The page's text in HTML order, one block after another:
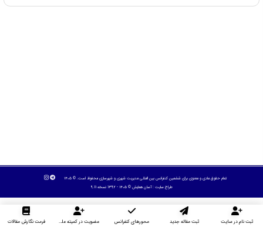
تمام حقوق مادی و معنوی برای ششمین کنفرانس بین المللی مدیریت شهری و شهرسازی محفوظ است. © ۱۴۰۵
طراح سایت :آسان همایش © ۱۴۰۵ - 1392 نسخه 9.11
ثبت نام در سایت ثبت مقاله جدید محورهای کنفرانس عضویت در کمیته علمی داوران فرمت نگارش مقالات